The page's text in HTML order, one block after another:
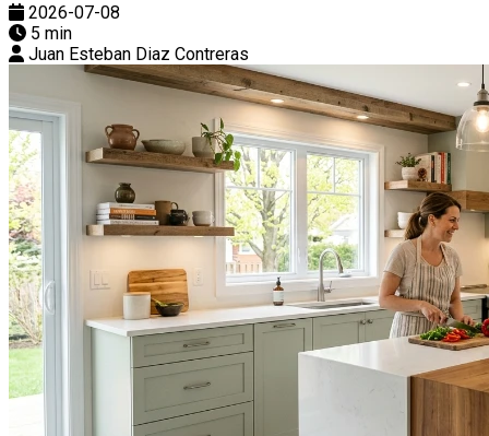
2026-07-08
5 min
Juan Esteban Diaz Contreras